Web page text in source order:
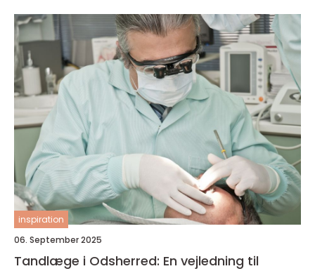
inspiration
06. September 2025
Tandlæge i Odsherred: En vejledning til